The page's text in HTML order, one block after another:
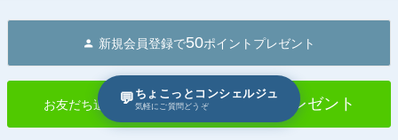
💬 ちょこっとコンシェルジュ
気軽にご質問どうぞ
新規会員登録で50ポイントプレゼント
お友だち追加とLINE ID連携で ポイントプレゼント